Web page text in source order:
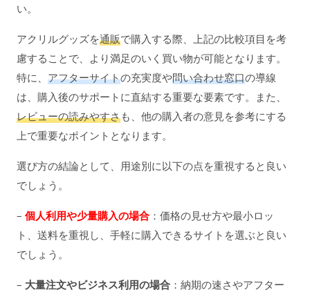
い。
アクリルグッズを通販で購入する際、上記の比較項目を考
慮することで、より満足のいく買い物が可能となります。
特に、 アフターサイトの充実度や問い合わせ窓口の導線
は、購入後のサポートに直結する重要な要素です。また、
レビューの読みやすさも、他の購入者の意見を参考にする
上で重要なポイントとなります。
選び方の結論として、用途別に以下の点を重視すると良い
でしょう。
– 個人利用や少量購入の場合 ：価格の見せ方や最小ロッ
ト、送料を重視し、手軽に購入できるサイトを選ぶと良い
でしょう。
– 大量注文やビジネス利用の場合 ：納期の速さやアフター